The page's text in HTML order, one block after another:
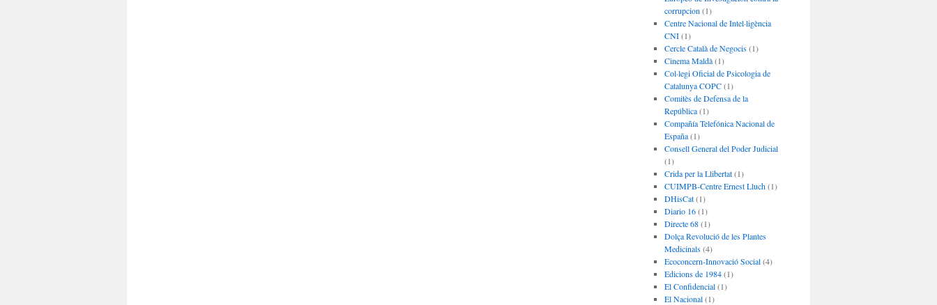
corrupcion (1)
Centre Nacional de Intel·ligència
CNI(1)
Cercle Català de Negocis(1)
Cinema Maldà(1)
Col·legi Oficial de Psicologia de
Catalunya COPC(1)
Comitès de Defensa de la
República(1)
Compañía Telefónica Nacional de
España(1)
Consell General del Poder Judicial
(1)
Crida per la Llibertat(1)
CUIMPB-Centre Ernest Lluch(1)
DHisCat(1)
Diario 16(1)
Directe 68(1)
Dolça Revolució de les Plantes
Medicinals(4)
Ecoconcern-Innovació Social(4)
Edicions de 1984(1)
El Confidencial(1)
El Nacional(1)